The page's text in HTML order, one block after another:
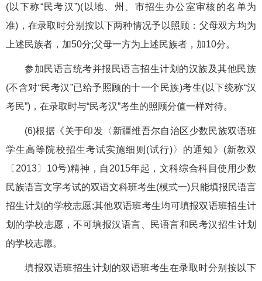
(以下称“民考汉”)(以地、州、市招生办公室审核的名单为
准)，在录取时分别按以下两种情况予以照顾：父母双方均为
上述民族者，加50分;父母一方为上述民族者，加10分。
参加民语言统考并报民语言招生计划的汉族及其他民族
(不含对“民考汉”已给予照顾的十一个民族)考生(以下统称“汉
考民”)，在录取时与“民考汉”考生的照顾分值一样对待。
(6)根据《关于印发〈新疆维吾尔自治区少数民族双语班
学生高等院校招生考试实施细则(试行)〉的通知》(新教双
〔2013〕10号)精神，自2015年起，文科综合科目使用少数
民族语言文字考试的双语文科班考生(模式一)只能填报民语言
招生计划的学校志愿;其他双语班考生均可填报双语班招生计
划的学校志愿，不可填报汉语言、民语言和民考汉招生计划
的学校志愿。
填报双语班招生计划的双语班考生在录取时分别按以下